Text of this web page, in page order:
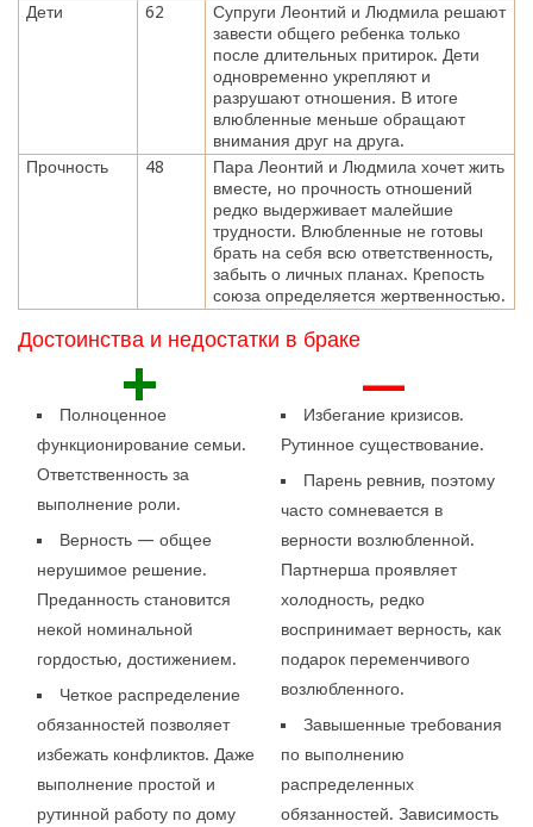
Дети 62
Супруги Леонтий и Людмила решают
завести общего ребенка только
после длительных притирок. Дети
одновременно укрепляют и
разрушают отношения. В итоге
влюбленные меньше обращают
внимания друг на друга.
Прочность
48
Пара Леонтий и Людмила хочет жить
вместе, но прочность отношений
редко выдерживает малейшие
трудности. Влюбленные не готовы
брать на себя всю ответственность,
забыть о личных планах. Крепость
союза определяется жертвенностью.
Достоинства и недостатки в браке
+
Полноценное
функционирование семьи.
Ответственность за
выполнение роли.
Верность — общее
нерушимое решение.
Преданность становится
некой номинальной
гордостью, достижением.
Четкое распределение
обязанностей позволяет
избежать конфликтов. Даже
выполнение простой и
рутинной работу по дому
—
Избегание кризисов.
Рутинное существование.
Парень ревнив, поэтому
часто сомневается в
верности возлюбленной.
Партнерша проявляет
холодность, редко
воспринимает верность, как
подарок переменчивого
возлюбленного.
Завышенные требования
по выполнению
распределенных
обязанностей. Зависимость